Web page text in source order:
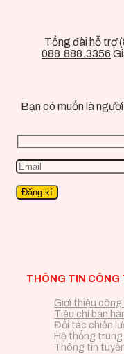
Tổng đài hỗ trợ
088.888.3356
Bạn có muốn là
THÔNG TIN CÔNG
Giới thiệu
Tiêu chí bán
Đối tác chiến
Hệ thống
Thông tin